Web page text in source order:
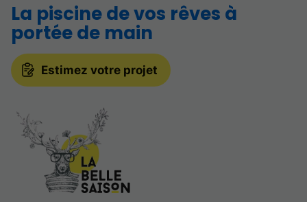
La piscine de vos rêves à
portée de main
Estimez votre projet